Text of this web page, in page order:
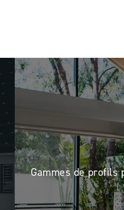
Gammes de profils